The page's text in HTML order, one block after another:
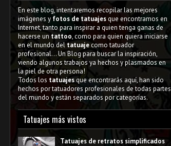
En este blog, intentaremos recopilar las mejores
imágenes y fotos de tatuajesque encontramos en
Internet, tanto para inspirar a quien tenga ganas de
hacerse un tattoo, como para quien quiera iniciarse
en el mundo del tatuajecomo tatuador
profesional... Un Blog para buscar la inspiración,
viendo algunos trabajos ya hechos y plasmados en
la piel de otra persona!
Todos los tatuajesque encontrarás aquí, han sido
hechos por tatuadores profesionales de todas partes
del mundo y están separados por categorías.
Tatuajes más vistos
Tatuajes de retratos simplificados